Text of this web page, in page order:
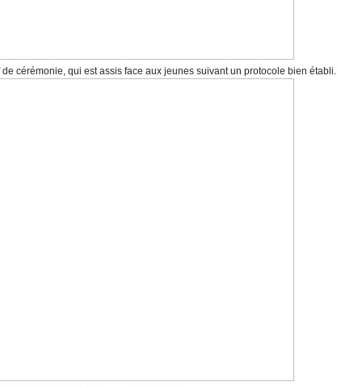
de cérémonie, qui est assis face aux jeunes suivant un protocole bien établi.